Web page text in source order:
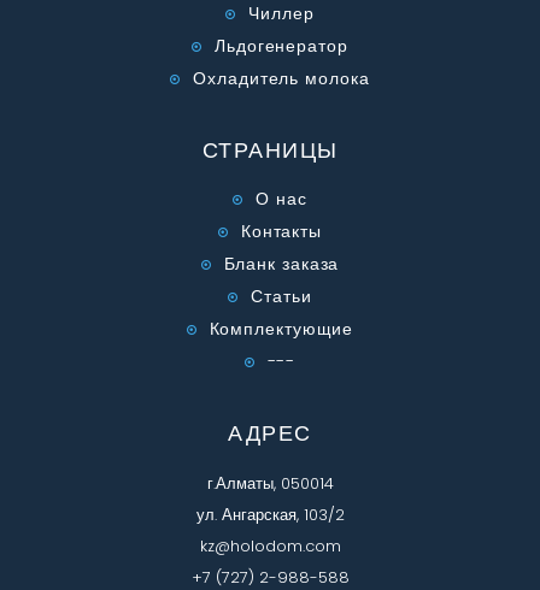
Чиллер
Льдогенератор
Охладитель молока
СТРАНИЦЫ
О нас
Контакты
Бланк заказа
Статьи
Комплектующие
---
АДРЕС
г.Алматы, 050014
ул. Ангарская, 103/2
kz@holodom.com
+7 (727) 2-988-588